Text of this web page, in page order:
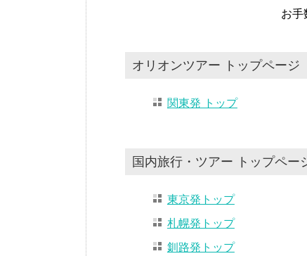
お手
オリオンツアー トップページ
関東発 トップ
国内旅行・ツアー トップペー
東京発トップ
札幌発トップ
釧路発トップ